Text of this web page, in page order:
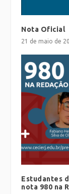
Nota Oficial
21 de maio de
Estudantes
nota 980 na